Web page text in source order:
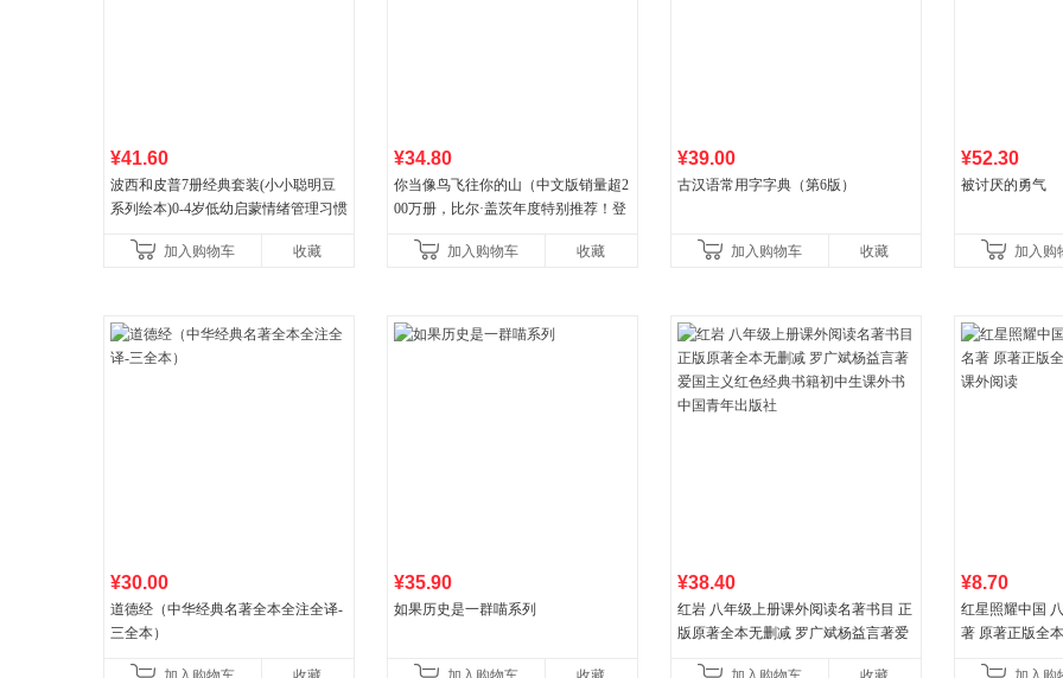
¥41.60
波西和皮普7册经典套装(小小聪明豆
系列绘本)0-4岁低幼启蒙情绪管理习惯
养好品质，发现快
加入购物车 收藏
¥34.80
你当像鸟飞往你的山（中文版销量超2
00万册，比尔·盖茨年度特别推荐！登
比你听说的还要
加入购物车 收藏
¥39.00
古汉语常用字字典（第6版）
加入购物车 收藏
¥52.30
被讨厌的勇气
加入购
¥30.00
道德经（中华经典名著全本全注全译-
三全本）
¥35.90
如果历史是一群喵系列
¥38.40
红岩 八年级上册课外阅读名著书目 正
版原著全本无删减 罗广斌杨益言著爱
¥8.70
红星照耀中国
著 原著正版全